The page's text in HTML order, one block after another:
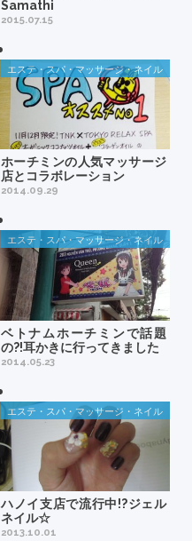
Samathi
2015.07.15
ホーチミンの人気マッサージ
店とコラボレーション
2014.09.29
エステ・スパ・マッサージ・ネイル
ベトナムホーチミンで話題
の?!耳かきに行ってきました
2014.05.23
エステ・スパ・マッサージ・ネイル
ハノイ支店で流行中!?ジェル
ネイル☆
2013.10.01
エステ・スパ・マッサージ・ネイル